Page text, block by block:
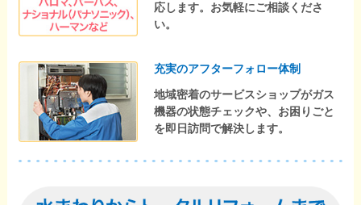
応します。お気軽にご相談くださ
い。
充実のアフターフォロー体制
地域密着のサービスショップがガス
機器の状態チェックや、お困りごと
を即日訪問で解決します。